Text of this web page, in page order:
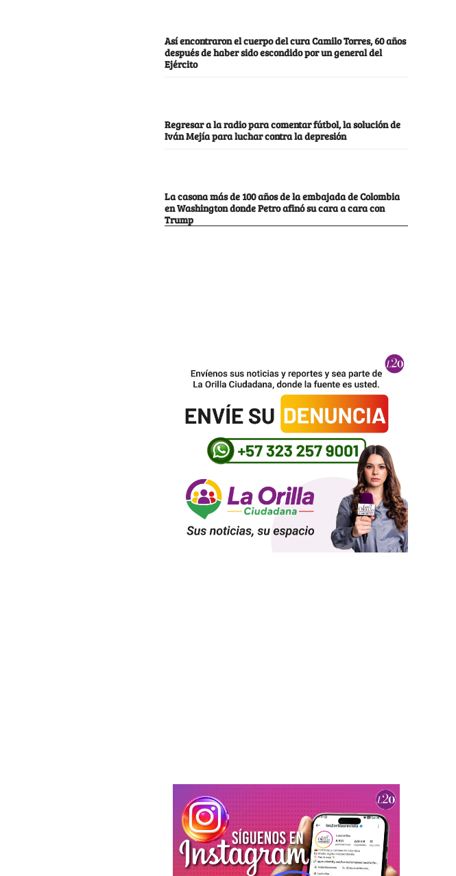
Así encontraron el cuerpo del cura Camilo Torres, 60 años
después de haber sido escondido por un general del
Ejército
Regresar a la radio para comentar fútbol, la solución de
Iván Mejía para luchar contra la depresión
La casona más de 100 años de la embajada de Colombia
en Washington donde Petro afinó su cara a cara con
Trump